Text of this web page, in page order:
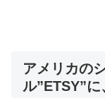
アメリカの
ル”ETSY”